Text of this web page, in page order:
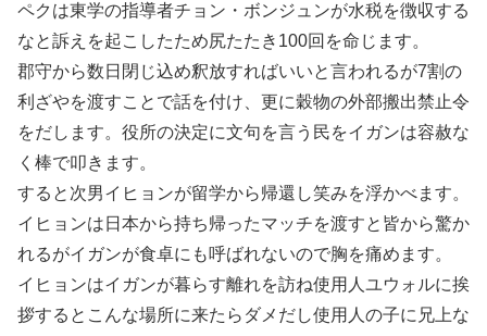
ペクは東学の指導者チョン・ボンジュンが水税を徴収する
なと訴えを起こしたため尻たたき100回を命じます。
郡守から数日閉じ込め釈放すればいいと言われるが7割の
利ざやを渡すことで話を付け、更に穀物の外部搬出禁止令
をだします。役所の決定に文句を言う民をイガンは容赦な
く棒で叩きます。
すると次男イヒョンが留学から帰還し笑みを浮かべます。
イヒョンは日本から持ち帰ったマッチを渡すと皆から驚か
れるがイガンが食卓にも呼ばれないので胸を痛めます。
イヒョンはイガンが暮らす離れを訪ね使用人ユウォルに挨
拶するとこんな場所に来たらダメだし使用人の子に兄上な